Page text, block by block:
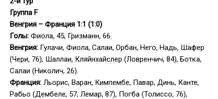
Группа F
Венгрия – Франция 1:1 (1:0)
Голы: Фиола, 45, Гризманн, 66.
Венгрия: Гулачи, Фиола, Салаи, Орбан, Него, Надь, Шафер
(Чери, 76), Шаллаи, Кляйнхайслер (Ловренчич, 84), Ботка,
Салаи (Николич, 26).
Франция: Льорис, Варан, Кимпембе, Павар, Динь, Канте,
Рабьо (Дембеле, 57; Лемар, 87), Погба (Толиссо, 76),